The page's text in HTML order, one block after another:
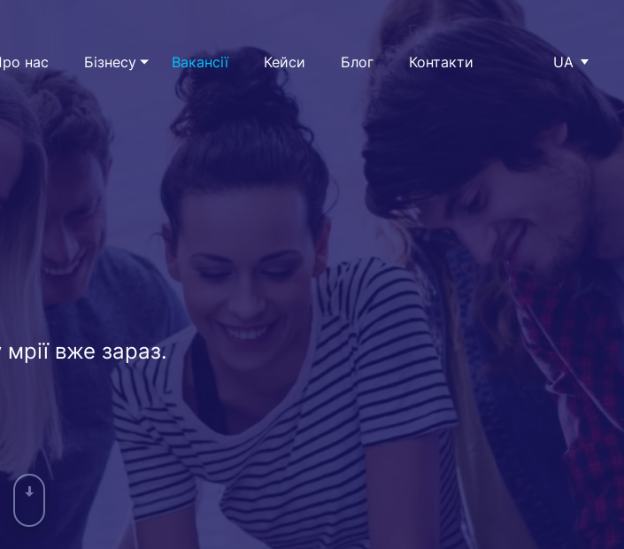
нас Бізнесу
Підбір персоналу
Кваліфікованих фахівців
Вакансії Кейси Блог Контакти UA
мрії вже зараз.